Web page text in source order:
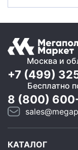
Москва и
+7 (499)
Бесплатно
8 (800)
КАТАЛОГ